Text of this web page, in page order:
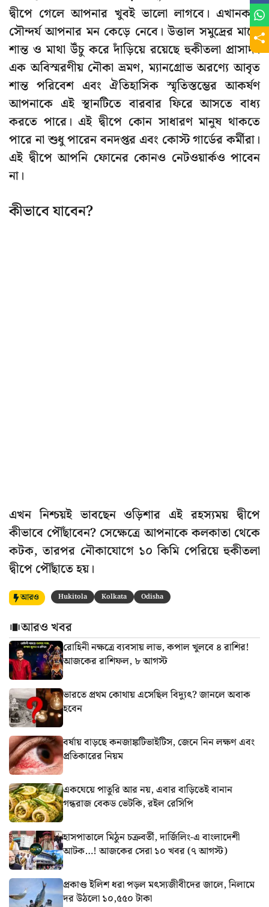
দ্বীপে গেলে আপনার খুবই ভালো লাগবে। এখানকার
সৌন্দর্য আপনার মন কেড়ে নেবে। উত্তাল সমুদ্রের মাঝে
শান্ত ও মাথা উঁচু করে দাঁড়িয়ে রয়েছে হুকীতলা প্রাসাদ।
এক অবিস্মরণীয় নৌকা ভ্রমণ, ম্যানগ্রোভ অরণ্যে আবৃত
শান্ত পরিবেশ এবং ঐতিহাসিক স্মৃতিস্তম্ভের আকর্ষণ
আপনাকে এই স্থানটিতে বারবার ফিরে আসতে বাধ্য
করতে পারে। এই দ্বীপে কোন সাধারণ মানুষ থাকতে
পারে না শুধু পারেন বনদপ্তর এবং কোস্ট গার্ডের কর্মীরা।
এই দ্বীপে আপনি ফোনের কোনও নেটওয়ার্কও পাবেন
না।
কীভাবে যাবেন?
এখন নিশ্চয়ই ভাবছেন ওড়িশার এই রহস্যময় দ্বীপে
কীভাবে পৌঁছাবেন? সেক্ষেত্রে আপনাকে কলকাতা থেকে
কটক, তারপর নৌকাযোগে ১০ কিমি পেরিয়ে হুকীতলা
দ্বীপে পৌঁছাতে হয়।
আরও Hukitola Kolkata Odisha
আরও খবর
রোহিনী নক্ষত্রে ব্যবসায় লাভ, কপাল খুলবে ৪ রাশির!
আজকের রাশিফল, ৮ আগস্ট
ভারতে প্রথম কোথায় এসেছিল বিদ্যুৎ? জানলে অবাক
হবেন
বর্ষায় বাড়ছে কনজাঙ্কটিভাইটিস, জেনে নিন লক্ষণ এবং
প্রতিকারের নিয়ম
একঘেয়ে পাতুরি আর নয়, এবার বাড়িতেই বানান
গন্ধরাজ বেকড ভেটকি, রইল রেসিপি
হাসপাতালে মিঠুন চক্রবর্তী, দার্জিলিং-এ বাংলাদেশী
আটক…! আজকের সেরা ১০ খবর (৭ আগস্ট)
প্রকাণ্ড ইলিশ ধরা পড়ল মৎস্যজীবীদের জালে, নিলামে
দর উঠলো ১০,৫৫০ টাকা